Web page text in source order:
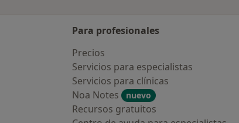
Para profesionales
Precios
Servicios para especialistas
Servicios para clínicas
Noa Notes
nuevo
Recursos gratuitos